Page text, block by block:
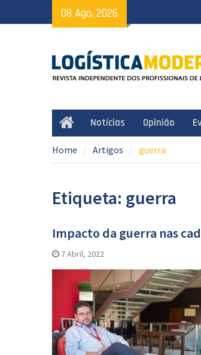
to
08 Ago, 2026
HomeNotícias Opinião
Home Artigos guerra
Etiqueta: guerra
Impacto da guerra nas
7 Abril, 2022